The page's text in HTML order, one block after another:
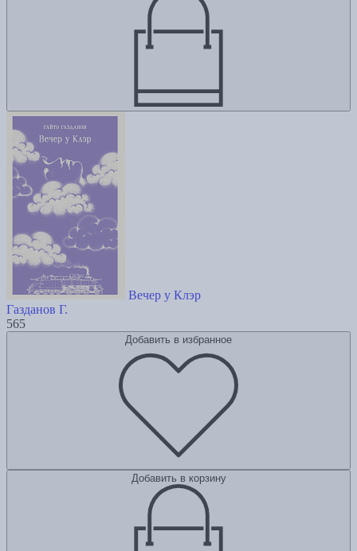
Вечер у Клэр
Газданов Г.
565
Добавить в избранное
Добавить в корзину